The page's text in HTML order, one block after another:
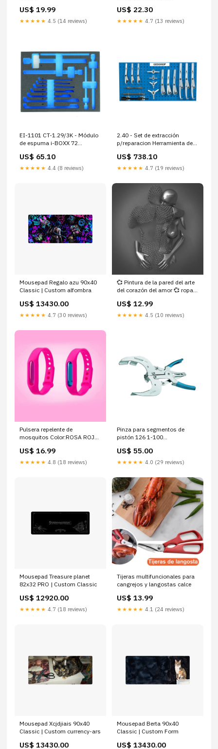
US$ 19.99
★★★★★ 4.5 (14 reviews)
US$ 22.30
★★★★★ 4.7 (13 reviews)
EI-1101 CT-1.29/3K - Módulo
de espuma i-BOXX 72
US$ 65.10
★★★★★ 4.4 (8 reviews)
2.40 - Set de extracción
p/reparacion Herramienta de
US$ 738.10
★★★★★ 4.7 (19 reviews)
Mousepad Regalo azu 90x40
Classic | Custom alfombra
US$ 13430.00
★★★★★ 4.7 (30 reviews)
💞 Pintura de la pared del arte
del corazón del amor 💞 ropa
US$ 12.99
★★★★★ 4.5 (10 reviews)
Pulsera repelente de
mosquitos Color:ROSA ROJO
US$ 16.99
★★★★★ 4.8 (18 reviews)
Pinza para segmentos de
pistón 126 1-100
US$ 55.00
★★★★★ 4.0 (29 reviews)
Mousepad Treasure planet
82x32 PRO | Custom Classic
US$ 12920.00
★★★★★ 4.7 (18 reviews)
Tijeras multifuncionales para
cangrejos y langostas calce
US$ 13.99
★★★★★ 4.1 (24 reviews)
Mousepad Xcjdjiais 90x40
Classic | Custom currency-ars
US$ 13430.00
Mousepad Berta 90x40
Classic | Custom Form
US$ 13430.00